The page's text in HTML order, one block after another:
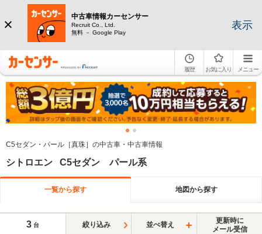
中古車情報カーセンサー
Recruit Co., Ltd.
無料 － Google Play
表示
履歴 お気に入り メニュー
C5セダン・パール［真珠］の中古車・中古車情報
シトロエン C5セダン パール系
一覧から探す 地図から探す
3 台 絞り込み 並べ替え
更新時に
メール受信